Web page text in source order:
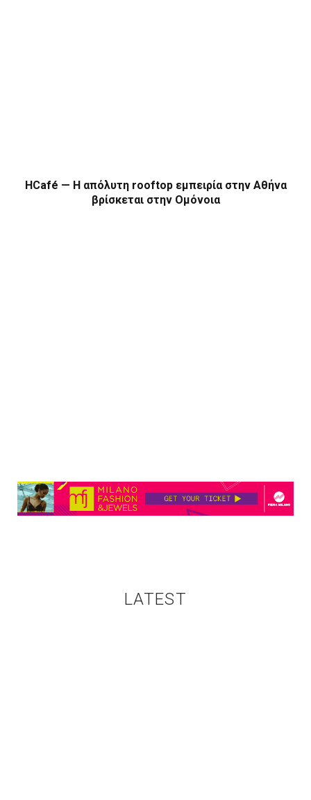
HCafé — Η απόλυτη rooftop εμπειρία στην Αθήνα
βρίσκεται στην Ομόνοια
LATEST